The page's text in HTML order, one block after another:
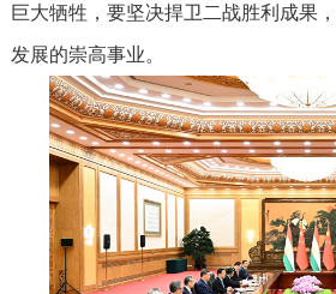
巨大牺牲，要坚决捍卫二战胜利成果
发展的崇高事业。